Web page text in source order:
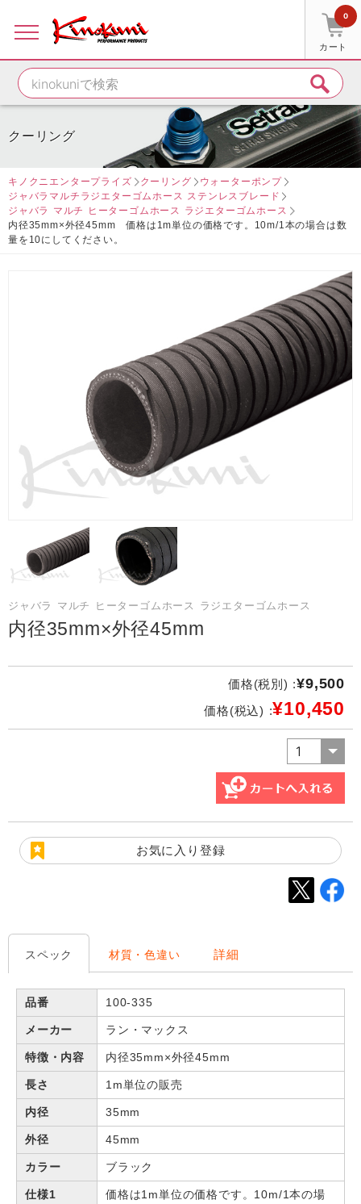
カート
0
クーリング
キノクニエンタープライズ クーリング
ウォーターポンプ
ジャバラマルチラジエターゴムホース ステンレスブレード
ジャバラ マルチ ヒーターゴムホース ラジエターゴムホース
内径35mm×外径45mm 価格は1m単位の価格です。10m/1本の場合は数
量を10にしてください。
ジャバラ マルチ ヒーターゴムホース ラジエターゴムホース
内径35mm×外径45mm
価格(税別) :¥9,500
価格(税込) :¥10,450
お気に入り登録
スペック 材質・色違い 詳細
品番 100-335
メーカー ラン・マックス
特徴・内容 内径35mm×外径45mm
長さ 1m単位の販売
内径 35mm
外径 45mm
カラー ブラック
仕様1
価格は1m単位の価格です。10m/1本の場